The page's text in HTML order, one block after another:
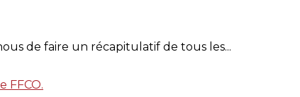
de faire un récapitulatif de tous les...